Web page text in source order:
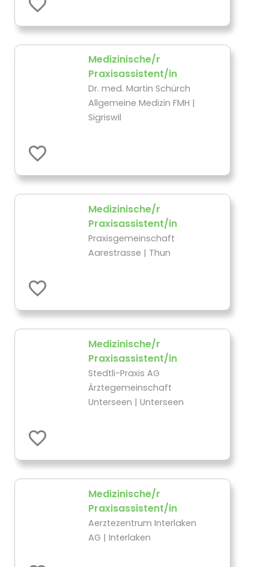
Medizinische/r
Praxisassistent/in
Dr. med. Martin Schürch
Allgemeine Medizin FMH |
Sigriswil
Medizinische/r
Praxisassistent/in
Praxisgemeinschaft
Aarestrasse | Thun
Medizinische/r
Praxisassistent/in
Stedtli-Praxis AG
Ärztegemeinschaft
Unterseen | Unterseen
Medizinische/r
Praxisassistent/in
Aerztezentrum Interlaken
AG | Interlaken